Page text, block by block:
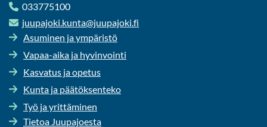
033775100
juu­pa­jo­ki.kunta@juu­pa­jo­ki.fi
Asu­mi­nen ja ym­pä­ris­tö
Vapaa-​aika ja hy­vin­voin­ti
Kas­va­tus ja ope­tus
Kunta ja pää­tök­sen­te­ko
Työ ja yrit­tä­mi­nen
Tie­toa Juu­pa­joes­ta